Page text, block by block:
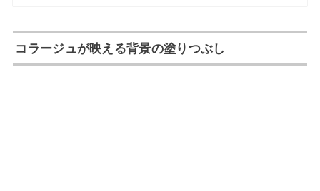
コラージュが映える背景の塗りつぶし